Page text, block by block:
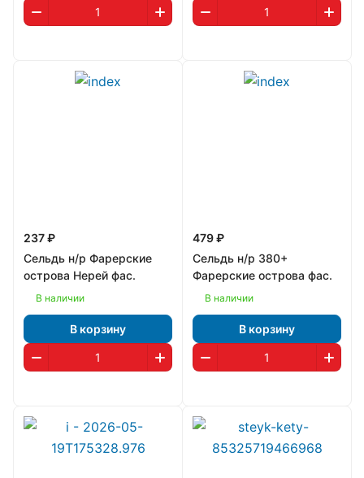
237 ₽
Сельдь н/р Фарерские
острова Нерей фас.
В наличии
В корзину
479 ₽
Сельдь н/р 380+
Фарерские острова фас.
В наличии
В корзину